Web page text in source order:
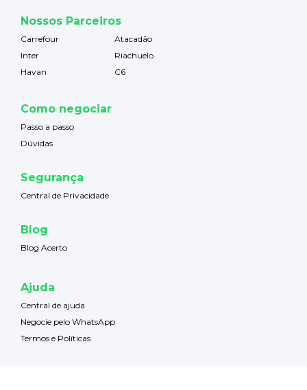
Nossos Parceiros
Carrefour
Atacadão
Inter
Riachuelo
Havan
C6
Como negociar
Passo a passo
Dúvidas
Segurança
Central de Privacidade
Blog
Blog Acerto
Ajuda
Central de ajuda
Negocie pelo WhatsApp
Termos e Políticas